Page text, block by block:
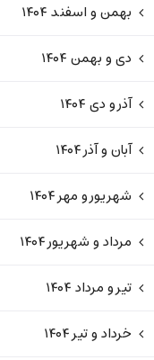
بهمن و اسفند ۱۴۰۴
دی و بهمن ۱۴۰۴
آذر و دی ۱۴۰۴
آبان و آذر ۱۴۰۴
شهریور و مهر ۱۴۰۴
مرداد و شهریور ۱۴۰۴
تیر و مرداد ۱۴۰۴
خرداد و تیر ۱۴۰۴